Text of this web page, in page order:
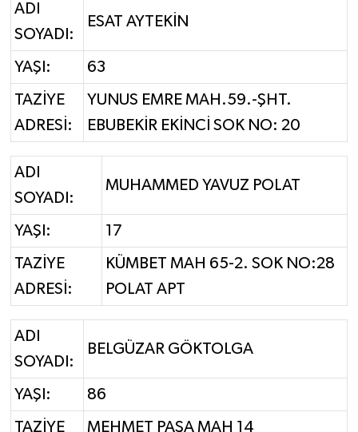
ADI
SOYADI:
ESAT AYTEKİN
YAŞI: 63
TAZİYE
ADRESİ:
YUNUS EMRE MAH.59.-ŞHT.
EBUBEKİR EKİNCİ SOK NO: 20
ADI
SOYADI:
MUHAMMED YAVUZ POLAT
YAŞI: 17
TAZİYE
ADRESİ:
KÜMBET MAH 65-2. SOK NO:28
POLAT APT
ADI
SOYADI:
BELGÜZAR GÖKTOLGA
YAŞI: 86
TAZİYE MEHMET PAŞA MAH 14